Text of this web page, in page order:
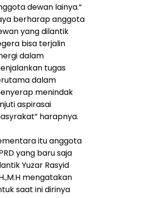
dewan lainya.”
berharap anggota
yang dilantik
bisa terjalin
dalam
tugas
dalam
menindak
aspirasai
harapnya.
itu anggota
yang baru saja
Yuzar Rasyid
mengatakan
saat ini dirinya